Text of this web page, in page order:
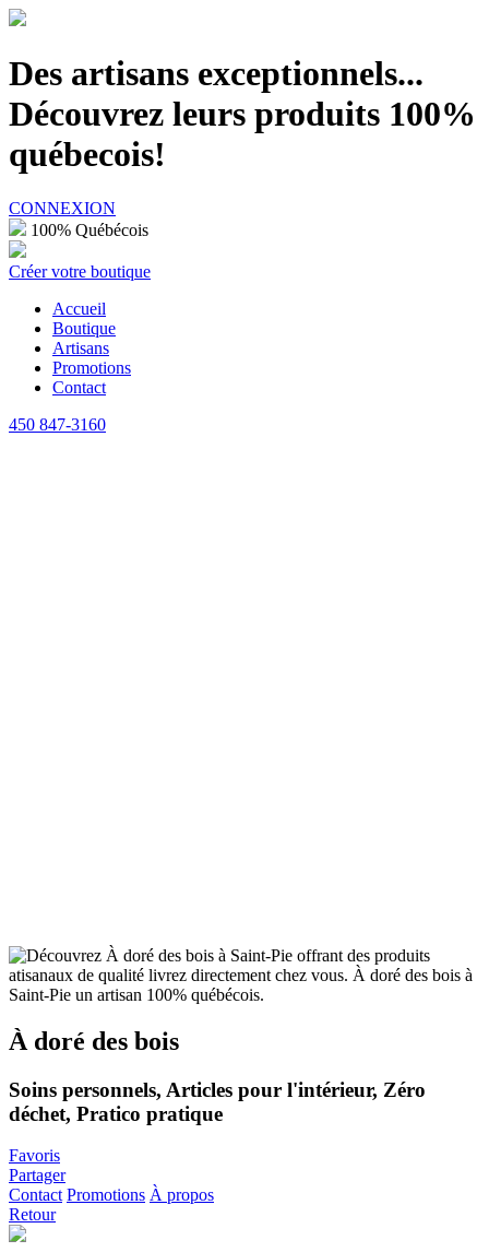
Des artisans exceptionnels...
Découvrez leurs produits 100%
québecois!
CONNEXION
100% Québécois
Créer votre boutique
Accueil
Boutique
Artisans
Promotions
Contact
450 847-3160
À doré des bois
Soins personnels, Articles pour l'intérieur, Zéro
déchet, Pratico pratique
Favoris
Partager
Contact Promotions À propos
Retour